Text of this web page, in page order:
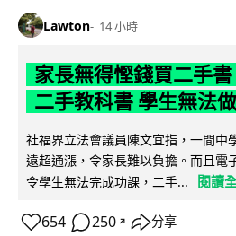
Lawton 14 小時
家長無得慳錢買二手
二手教科書 學生無法
社福界立法會議員陳文宜指，一間中
遠超通漲，令家長難以負擔。而且電
令學生無法完成功課，二手...
閱讀
654 250 ↗ 分享